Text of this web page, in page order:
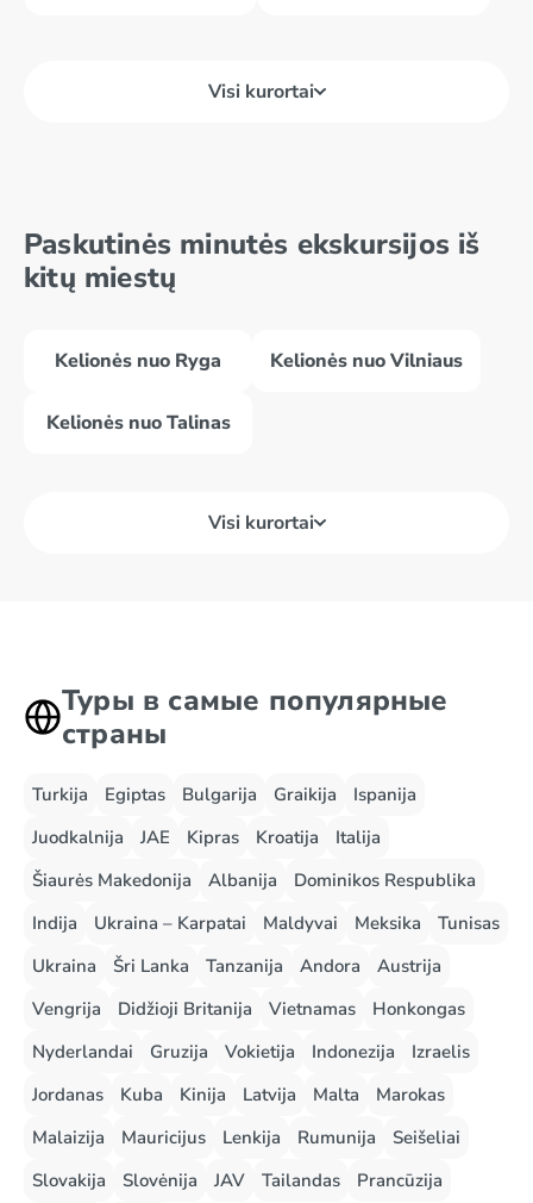
Visi kurortai
Becici Herceg Novi
Paskutinės minutės ekskursijos iš
kitų miestų
Kelionės nuo Ryga Kelionės nuo Vilniaus
Kelionės nuo Talinas
Visi kurortai
Туры в самые популярные
страны
Turkija Egiptas Bulgarija Graikija
Ispanija
Juodkalnija
JAE Kipras Kroatija
Italija
Šiaurės Makedonija
Albanija
Dominikos Respublika
Indija
Ukraina – Karpatai Maldyvai Meksika
Tunisas
Ukraina
Šri Lanka Tanzanija Andora
Austrija
Vengrija
Didžioji Britanija Vietnamas
Honkongas
Nyderlandai
Gruzija Vokietija Indonezija
Izraelis
Jordanas
Kuba Kinija Latvija Malta
Marokas
Malaizija
Mauricijus Lenkija Rumunija
Seišeliai
Slovakija
Slovėnija JAV Tailandas Prancūzija